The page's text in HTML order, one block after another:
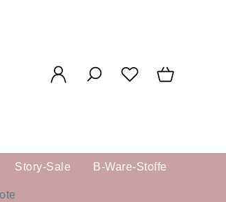
Story-Sale B-Ware-Stoffe